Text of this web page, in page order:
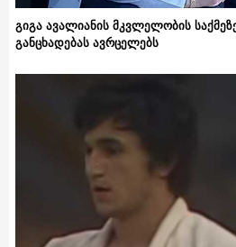
გიგა ავალიანის მკვლელობის
განცხადებას ავრცელებს